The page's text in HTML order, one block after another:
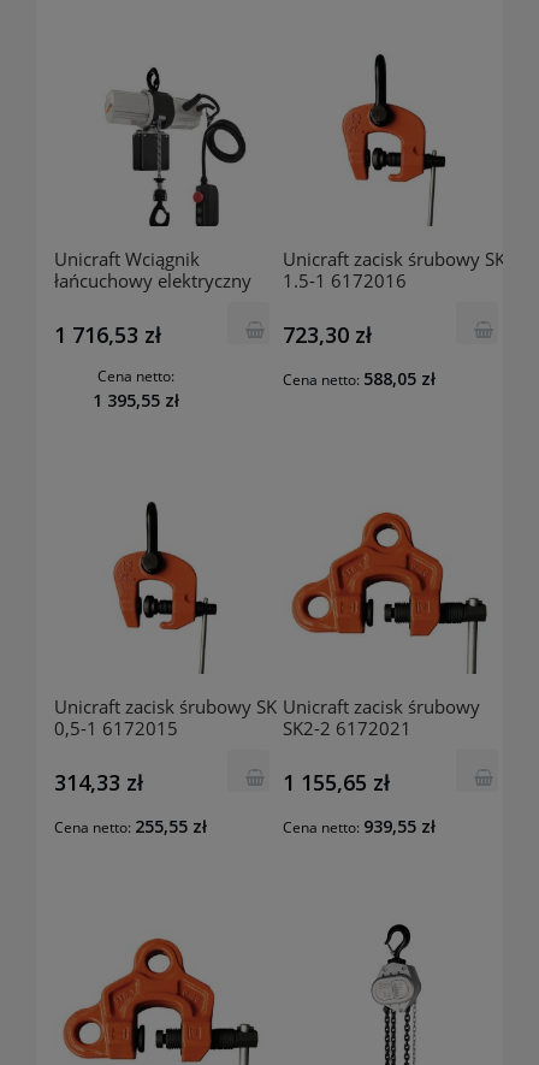
Unicraft Wciągnik
łańcuchowy elektryczny
1 716,53 zł
Cena netto:
1 395,55 zł
Unicraft zacisk śrubowy SK
1.5-1 6172016
723,30 zł
Cena netto: 588,05 zł
Unicraft zacisk śrubowy SK
0,5-1 6172015
314,33 zł
Cena netto: 255,55 zł
Unicraft zacisk śrubowy
SK2-2 6172021
1 155,65 zł
Cena netto: 939,55 zł